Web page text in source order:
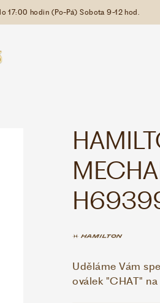
17:00 hodin (Po-Pá) Sobota 9-12 hod.
Uděláme Vám
oválek "CHAT"